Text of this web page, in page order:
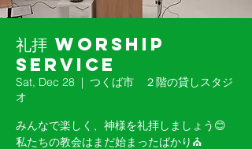
礼拝 Worship
Service
Sat, Dec 28
  |
つくば市 ２階の貸しスタジ
オ
みんなで楽しく、神様を礼拝しましょう😊
私たちの教会はまだ始まったばかり⛪️